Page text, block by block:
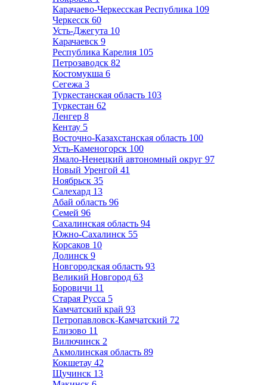
Карачаево-Черкесская Республика 109
Черкесск 60
Усть-Джегута 10
Карачаевск 9
Республика Карелия 105
Петрозаводск 82
Костомукша 6
Сегежа 3
Туркестанская область 103
Туркестан 62
Ленгер 8
Кентау 5
Восточно-Казахстанская область 100
Усть-Каменогорск 100
Ямало-Ненецкий автономный округ 97
Новый Уренгой 41
Ноябрьск 35
Салехард 13
Абай область 96
Семей 96
Сахалинская область 94
Южно-Сахалинск 55
Корсаков 10
Долинск 9
Новгородская область 93
Великий Новгород 63
Боровичи 11
Старая Русса 5
Камчатский край 93
Петропавловск-Камчатский 72
Елизово 11
Вилючинск 2
Акмолинская область 89
Кокшетау 42
Щучинск 13